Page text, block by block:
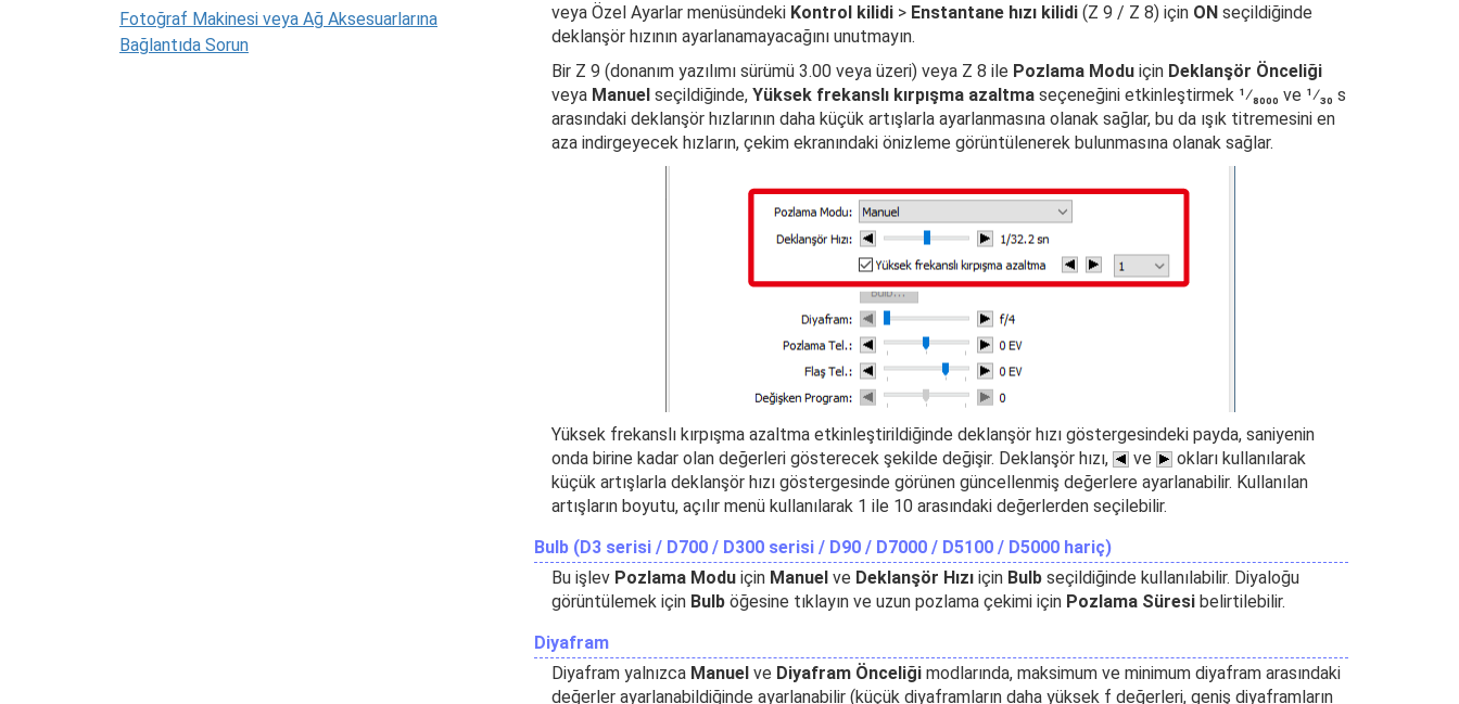
Fotoğraf Makinesi veya Ağ Aksesuarlarına
Bağlantıda Sorun
veya Özel Ayarlar menüsündeki Kontrol kilidi > Enstantane hızı kilidi (Z 9 / Z 8) için ON seçildiğinde
deklanşör hızının ayarlanamayacağını unutmayın.
Bir Z 9 (donanım yazılımı sürümü 3.00 veya üzeri) veya Z 8 ile Pozlama Modu için Deklanşör Önceliği
veya Manuel seçildiğinde, Yüksek frekanslı kırpışma azaltma seçeneğini etkinleştirmek ¹⁄₈₀₀₀ ve ¹⁄₃₀ s
arasındaki deklanşör hızlarının daha küçük artışlarla ayarlanmasına olanak sağlar, bu da ışık titremesini en
aza indirgeyecek hızların, çekim ekranındaki önizleme görüntülenerek bulunmasına olanak sağlar.
Yüksek frekanslı kırpışma azaltma etkinleştirildiğinde deklanşör hızı göstergesindeki payda, saniyenin
onda birine kadar olan değerleri gösterecek şekilde değişir. Deklanşör hızı,
ve
okları kullanılarak
küçük artışlarla deklanşör hızı göstergesinde görünen güncellenmiş değerlere ayarlanabilir. Kullanılan
artışların boyutu, açılır menü kullanılarak 1 ile 10 arasındaki değerlerden seçilebilir.
Bulb (D3 serisi / D700 / D300 serisi / D90 / D7000 / D5100 / D5000 hariç)
Bu işlev Pozlama Modu için Manuel ve Deklanşör Hızı için Bulb seçildiğinde kullanılabilir. Diyaloğu
görüntülemek için Bulb öğesine tıklayın ve uzun pozlama çekimi için Pozlama Süresi belirtilebilir.
Diyafram
Diyafram yalnızca Manuel ve Diyafram Önceliği modlarında, maksimum ve minimum diyafram arasındaki
değerler ayarlanabildiğinde ayarlanabilir (küçük diyaframların daha yüksek f değerleri, geniş diyaframların